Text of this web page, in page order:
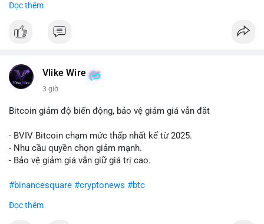
#binancesquare
$btc
📰 Nguồn: Cointelegraph
Đọc thêm
Vlike Wire
3 giờ
Bitcoin giảm độ biến động, bảo vệ giảm giá vẫn đắt
- BVIV Bitcoin chạm mức thấp nhất kể từ 2025.
- Nhu cầu quyền chọn giảm mạnh.
- Bảo vệ giảm giá vẫn giữ giá trị cao.
#binancesquare #cryptonews #btc
$btc
Đọc thêm